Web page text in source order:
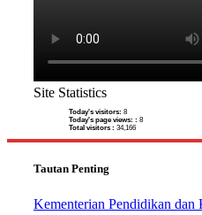
Site Statistics
Today's visitors: 8
Today's page views: : 8
Total visitors : 34,166
Tautan Penting
Kementerian Pendidikan dan